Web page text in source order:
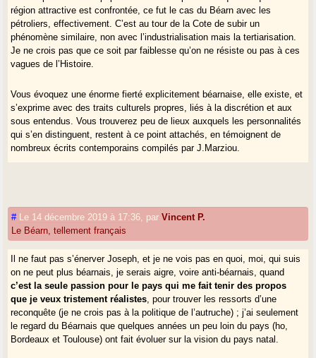
région attractive est confrontée, ce fut le cas du Béarn avec les
pétroliers, effectivement. C’est au tour de la Cote de subir un
phénomène similaire, non avec l’industrialisation mais la tertiarisation.
Je ne crois pas que ce soit par faiblesse qu’on ne résiste ou pas à ces
vagues de l’Histoire.
Vous évoquez une énorme fierté explicitement béarnaise, elle existe, et
s’exprime avec des traits culturels propres, liés à la discrétion et aux
sous entendus. Vous trouverez peu de lieux auxquels les personnalités
qui s’en distinguent, restent à ce point attachés, en témoignent de
nombreux écrits contemporains compilés par J.Marziou.
# Le 14 décembre 2019 à 17:36 parVincent P.
Le Béarn, tellement français
Il ne faut pas s’énerver Joseph, et je ne vois pas en quoi, moi, qui suis
on ne peut plus béarnais, je serais aigre, voire anti-béarnais, quand
c’est la seule passion pour le pays qui me fait tenir des propos
que je veux tristement réalistes , pour trouver les ressorts d’une
reconquête (je ne crois pas à la politique de l’autruche) ; j’ai seulement
le regard du Béarnais que quelques années un peu loin du pays (ho,
Bordeaux et Toulouse) ont fait évoluer sur la vision du pays natal.